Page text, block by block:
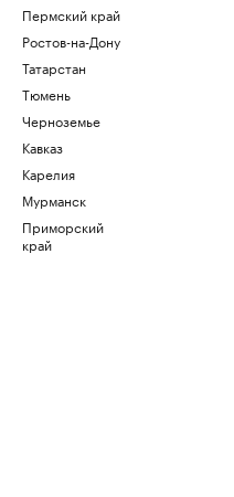
Пермский край
Ростов-на-Дону
Татарстан
Тюмень
Черноземье
Кавказ
Карелия
Мурманск
Приморский
край